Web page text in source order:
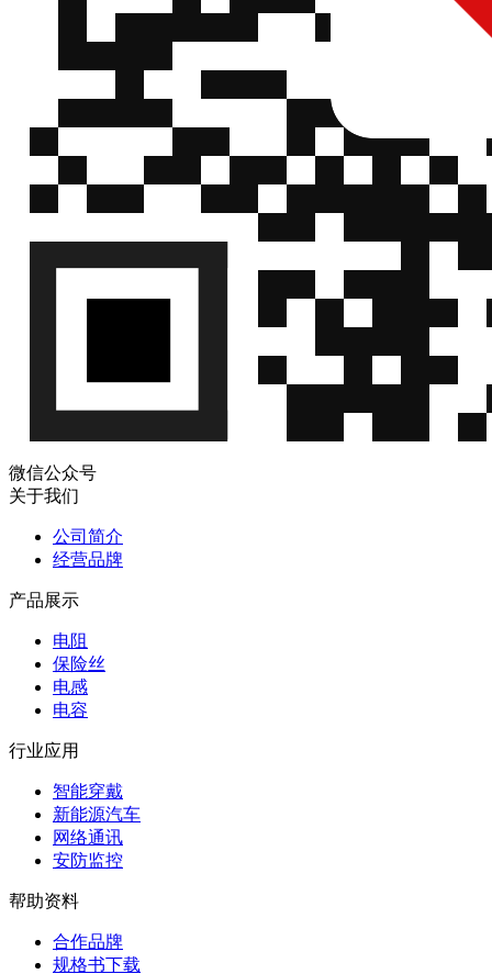
微信公众号
关于我们
公司简介
经营品牌
产品展示
电阻
保险丝
电感
电容
行业应用
智能穿戴
新能源汽车
网络通讯
安防监控
帮助资料
合作品牌
规格书下载